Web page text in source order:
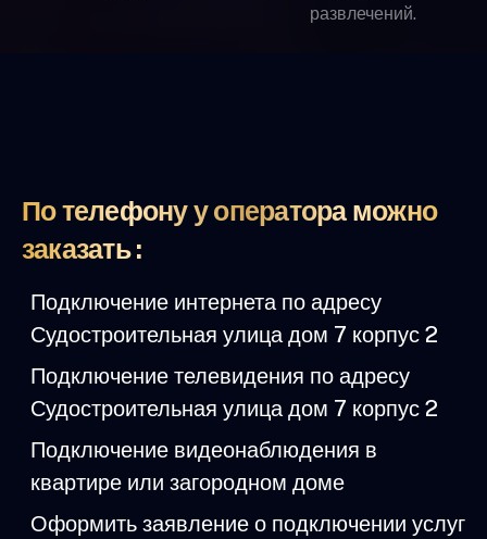
развлечений.
По телефону у оператора можно
заказать :
Подключение интернета по адресу
Судостроительная улица дом 7 корпус 2
Подключение телевидения по адресу
Судостроительная улица дом 7 корпус 2
Подключение видеонаблюдения в
квартире или загородном доме
Оформить заявление о подключении услуг